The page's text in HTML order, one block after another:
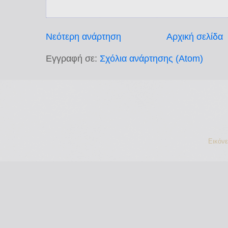
Νεότερη ανάρτηση Αρχική σελίδα
Εγγραφή σε: Σχόλια ανάρτησης (Atom)